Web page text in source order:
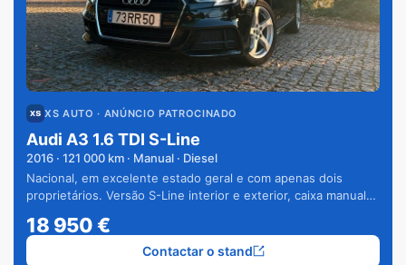
XS AUTO · ANÚNCIO PATROCINADO
Audi A3 1.6 TDI S-Line
2016 · 121 000 km · Manual · Diesel
Nacional, em excelente estado geral e com apenas dois
proprietários. Versão S-Line interior e exterior, caixa manual
18 950€
Contactar o stand